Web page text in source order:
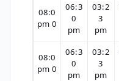
03:2
3
pm
06:3
0
pm
08:0
0 pm
03:2
3
pm
06:3
0
pm
08:0
0 pm